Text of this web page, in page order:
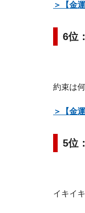
＞【金
6位
約束は
＞【金
5位
イキイ